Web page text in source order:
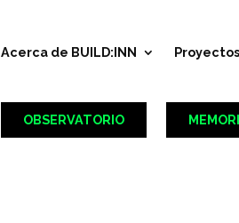
Acerca de BUILD:INN Proyectos
OBSERVATORIO